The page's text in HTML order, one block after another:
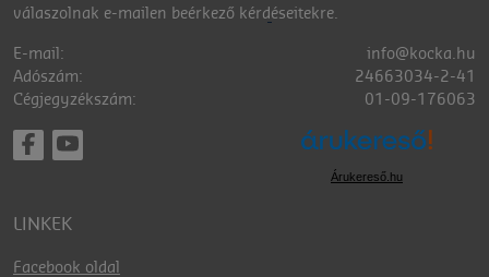
válaszolnak e-mailen beérkező kérdéseitekre.
E-mail:
info@kocka.hu
Adószám:
24663034-2-41
Cégjegyzékszám:
01-09-176063
Árukereső.hu
LINKEK
Facebook oldal